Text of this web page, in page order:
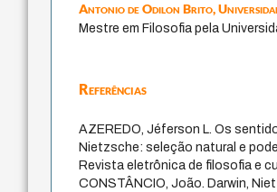
Antonio de Odilon Brito,
Mestre em Filosofia pela
Referências
AZEREDO, Jéferson L. Os
Nietzsche: seleção natural e
Revista eletrônica de filosofia e
CONSTÂNCIO, João. Darwin,